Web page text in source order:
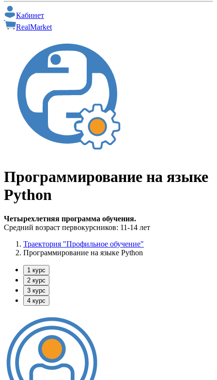
Кабинет
RealMarket
Программирование на языке
Python
Четырехлетняя программа обучения.
Средний возраст первокурсников: 11-14 лет
Траектория "Профильное обучение"
Программирование на языке Python
1 курс
2 курс
3 курс
4 курс